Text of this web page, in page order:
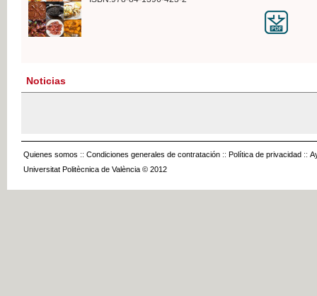
Noticias
Quienes somos :: Condiciones generales de contratación :: Política de privacidad ::
Universitat Politècnica de València © 2012